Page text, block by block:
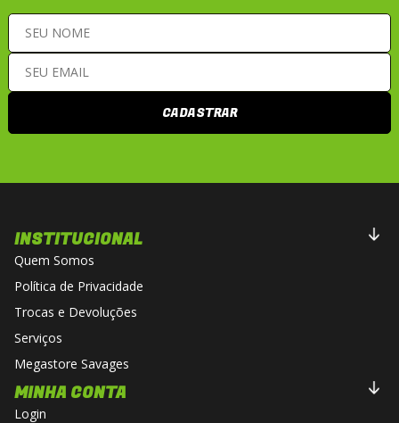
CADASTRAR
INSTITUCIONAL
Quem Somos
Política de Privacidade
Trocas e Devoluções
Serviços
Megastore Savages
MINHA CONTA
Login